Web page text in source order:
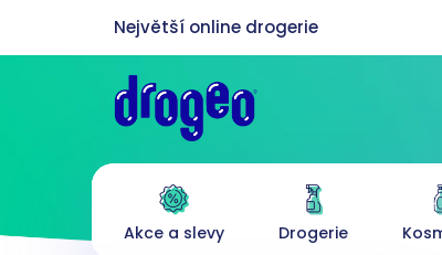
obsah
Akce a slevy Drogerie